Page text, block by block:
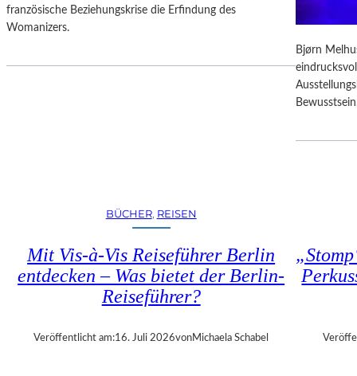
D
R
E
I
E
E
T
E
S
E
K
N
E
G
A
französische Beziehungskrise die Erfindung des
Womanizers.
Bjørn
BÜCHER, REISEN
Mit Vis-à-Vis Reiseführer Berlin
entdecken – Was bietet der Berlin-
Reiseführer?
Veröffentlicht am:16. Juli 2026vonMichaela Schabel